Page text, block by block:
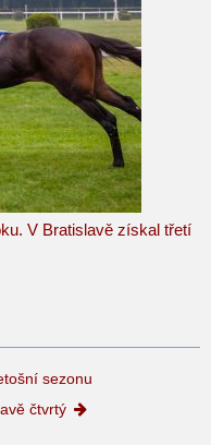
V Bratislavě získal třetí
sezonu
čtvrtý